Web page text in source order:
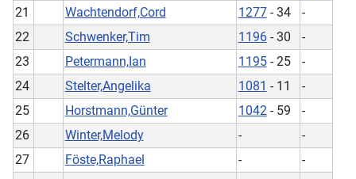
21
Wachtendorf,Cord 1277- 34
-
22
Schwenker,Tim 1196- 30
-
23
Petermann,Ian 1195- 25
-
24
Stelter,Angelika 1081 - 11
-
25
Horstmann,Günter 1042 - 59
-
26
Winter,Melody -
-
27
Föste,Raphael -
-